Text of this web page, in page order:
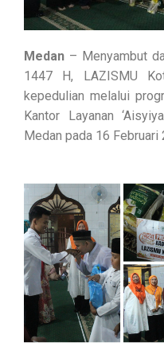
Medan – Menyambut
1447 H, LAZISMU
kepedulian melalui
Kantor Layanan
Medan pada 16 Februari